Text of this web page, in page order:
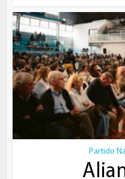
Partido